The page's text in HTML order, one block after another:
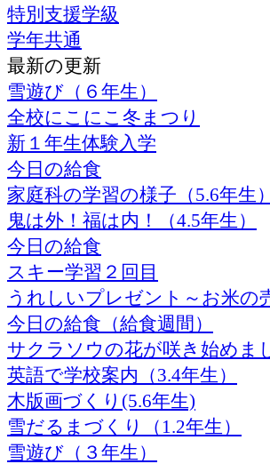
特別支援学級
学年共通
最新の更新
雪遊び（６年生）
全校にこにこ冬まつり
新１年生体験入学
今日の給食
家庭科の学習の様子（5.6年生）
鬼は外！福は内！（4.5年生）
今日の給食
スキー学習２回目
うれしいプレゼント～お米の
今日の給食（給食週間）
サクラソウの花が咲き始めま
英語で学校案内（3.4年生）
木版画づくり(5.6年生)
雪だるまづくり（1.2年生）
雪遊び（３年生）